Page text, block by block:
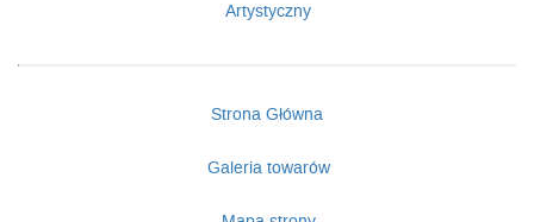
Artystyczny
Strona Główna
Galeria towarów